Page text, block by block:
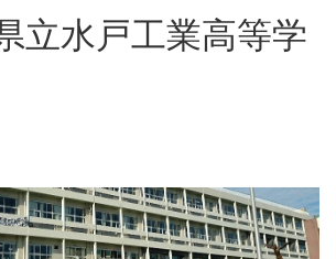
立水戸工業高等学